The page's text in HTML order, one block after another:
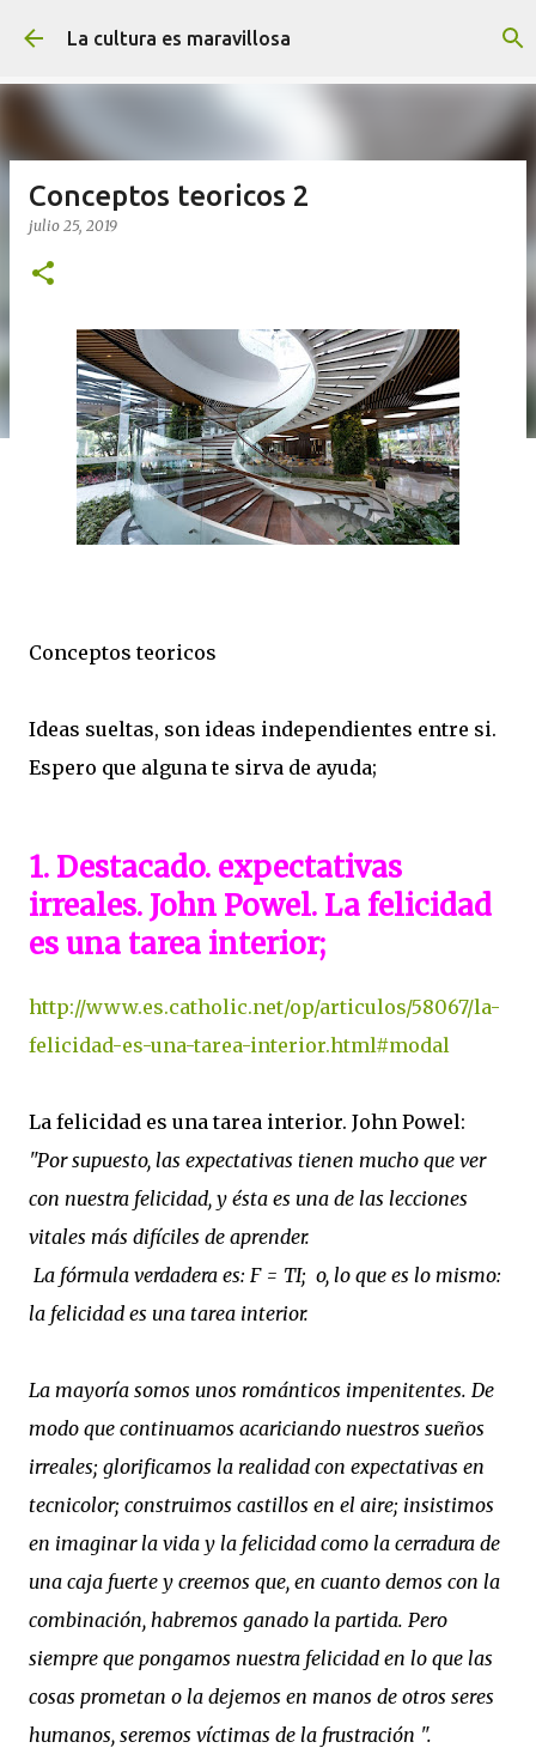
Ir al contenido principal
La cultura es maravillosa
Conceptos teoricos 2
julio 25, 2019
Conceptos teoricos
Ideas sueltas, son ideas independientes entre si.
Espero que alguna te sirva de ayuda;
1. Destacado. expectativas
irreales. John Powel. La felicidad
es una tarea interior;
http://www.es.catholic.net/op/articulos/58067/la-
felicidad-es-una-tarea-interior.html#modal
La felicidad es una tarea interior. John Powel:
"Por supuesto, las expectativas tienen mucho que ver
con nuestra felicidad, y ésta es una de las lecciones
vitales más difíciles de aprender.
La fórmula verdadera es: F = TI; o, lo que es lo mismo:
la felicidad es una tarea interior.
La mayoría somos unos románticos impenitentes. De
modo que continuamos acariciando nuestros sueños
irreales; glorificamos la realidad con expectativas en
tecnicolor; construimos castillos en el aire; insistimos
en imaginar la vida y la felicidad como la cerradura de
una caja fuerte y creemos que, en cuanto demos con la
combinación, habremos ganado la partida. Pero
siempre que pongamos nuestra felicidad en lo que las
cosas prometan o la dejemos en manos de otros seres
humanos, seremos víctimas de la frustración ".